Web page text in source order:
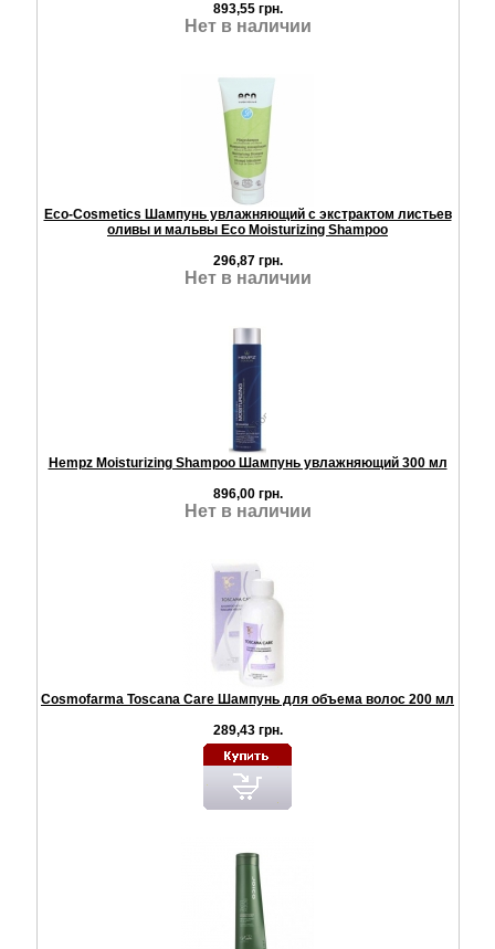
893,55 грн.
Нет в наличии
Eco-Cosmetics Шампунь увлажняющий с экстрактом листьев
оливы и мальвы Eco Moisturizing Shampoo
296,87 грн.
Нет в наличии
Hempz Moisturizing Shampoo Шампунь увлажняющий 300 мл
896,00 грн.
Нет в наличии
Cosmofarma Toscana Care Шампунь для объема волос 200 мл
289,43 грн.